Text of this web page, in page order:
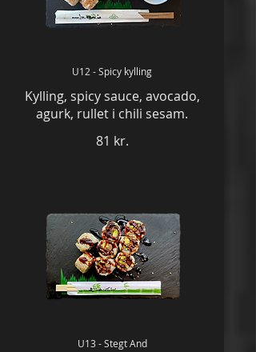
U12 - Spicy kylling
Kylling, spicy sauce, avocado,
agurk, rullet i chili sesam.
81 kr.
U13 - Stegt And